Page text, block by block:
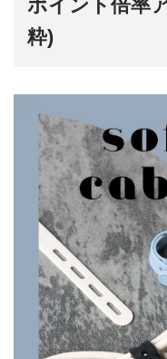
ポイント倍率
粋)